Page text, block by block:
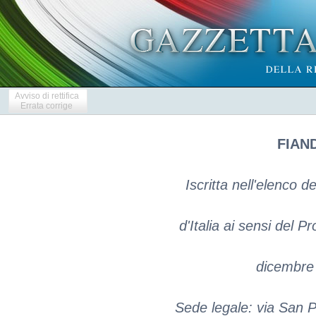
Avviso di rettifica
Errata corrige
Iscritta nell'elenco
d'Italia ai sensi del
Sede legale: via San